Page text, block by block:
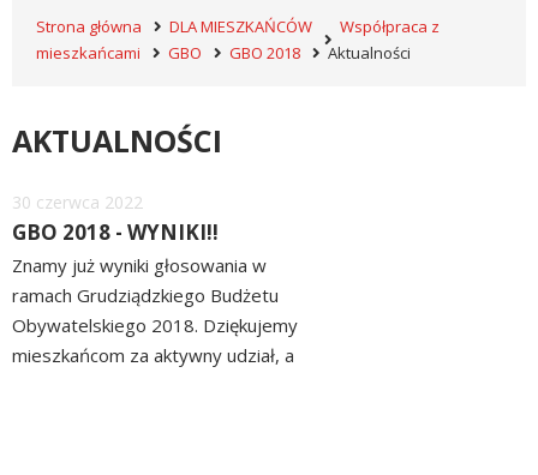
Strona główna DLA MIESZKAŃCÓW
Współpraca z
mieszkańcami
GBO GBO 2018 Aktualności
AKTUALNOŚCI
Dodano
30 czerwca 2022
GBO 2018 - WYNIKI!!
Znamy już wyniki głosowania w
ramach Grudziądzkiego Budżetu
Obywatelskiego 2018. Dziękujemy
mieszkańcom za aktywny udział, a